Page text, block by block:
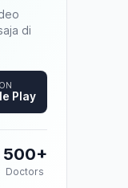
di
Play
500+
Doctors